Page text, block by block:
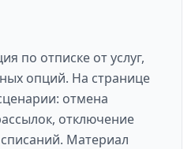
по отписке от услуг,
опций. На странице
отмена
отключение
Материал